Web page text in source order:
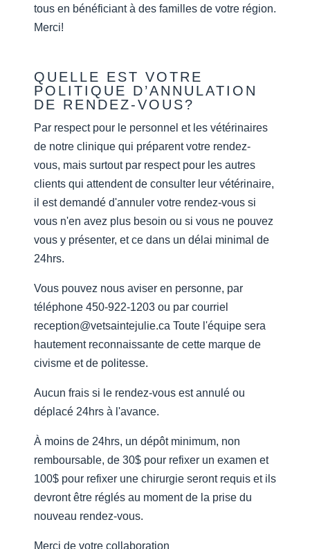
tous en bénéficiant à des familles de votre région.
Merci!
QUELLE EST VOTRE
POLITIQUE D’ANNULATION
DE RENDEZ-VOUS?
Par respect pour le personnel et les vétérinaires
de notre clinique qui préparent votre rendez-
vous, mais surtout par respect pour les autres
clients qui attendent de consulter leur vétérinaire,
il est demandé d'annuler votre rendez-vous si
vous n'en avez plus besoin ou si vous ne pouvez
vous y présenter, et ce dans un délai minimal de
24hrs.
Vous pouvez nous aviser en personne, par
téléphone 450-922-1203 ou par courriel
reception@vetsaintejulie.ca Toute l'équipe sera
hautement reconnaissante de cette marque de
civisme et de politesse.
Aucun frais si le rendez-vous est annulé ou
déplacé 24hrs à l'avance.
À moins de 24hrs, un dépôt minimum, non
remboursable, de 30$ pour refixer un examen et
100$ pour refixer une chirurgie seront requis et ils
devront être réglés au moment de la prise du
nouveau rendez-vous.
Merci de votre collaboration